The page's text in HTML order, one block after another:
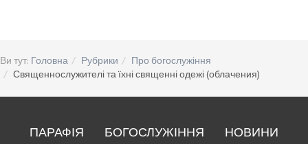
Ви тут: Головна Рубрики
Про богослужіння
Священнослужителі та їхні священні одежі (облачения)
ПАРАФІЯ БОГОСЛУЖІННЯ
НОВИНИ